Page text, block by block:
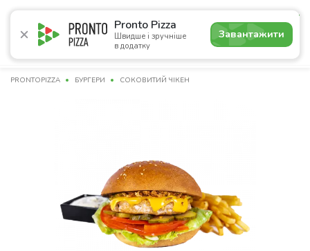
Pronto Pizza
Швидше і зручніше
в додатку
Завантажити
4.9
Акції Піца Суші Сети Бургери Комбо
PRONTOPIZZA БУРГЕРИ СОКОВИТИЙ ЧІКЕН